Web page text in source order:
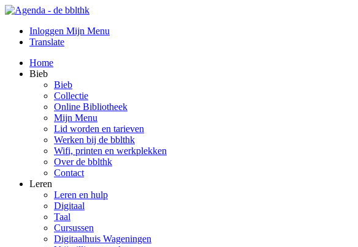
Inloggen Mijn Menu
Translate
Home
Bieb
Bieb
Collectie
Online Bibliotheek
Mijn Menu
Lid worden en tarieven
Werken bij de bblthk
Wifi, printen en werkplekken
Over de bblthk
Contact
Leren
Leren en hulp
Digitaal
Taal
Cursussen
Digitaalhuis Wageningen